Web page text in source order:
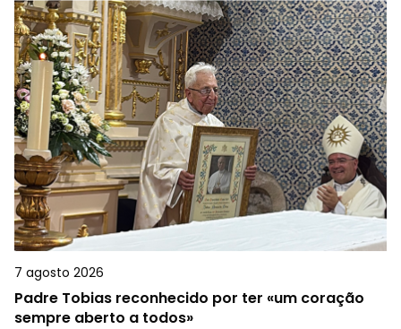
7 agosto 2026
Padre Tobias reconhecido por ter «um coração
sempre aberto a todos»